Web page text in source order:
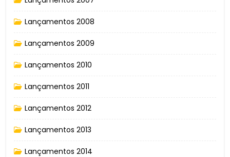
Lançamentos 2008
Lançamentos 2009
Lançamentos 2010
Lançamentos 2011
Lançamentos 2012
Lançamentos 2013
Lançamentos 2014